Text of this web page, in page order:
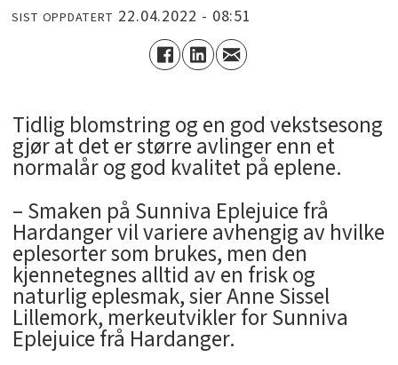
SIST OPPDATERT 22.04.2022 - 08:51
Tidlig blomstring og en god vekstsesong
gjør at det er større avlinger enn et
normalår og god kvalitet på eplene.
– Smaken på Sunniva Eplejuice frå
Hardanger vil variere avhengig av hvilke
eplesorter som brukes, men den
kjennetegnes alltid av en frisk og
naturlig eplesmak, sier Anne Sissel
Lillemork, merkeutvikler for Sunniva
Eplejuice frå Hardanger.